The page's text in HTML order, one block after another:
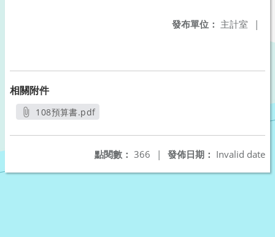
發布單位： 主計室 |
相關附件
108預算書.pdf
發佈日期： Invalid date
點閱數： 366 |